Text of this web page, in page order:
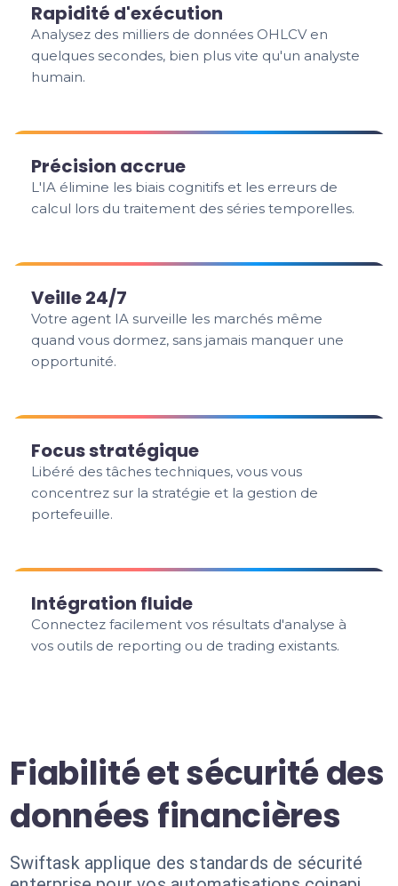
Rapidité d'exécution
Analysez des milliers de données OHLCV en
quelques secondes, bien plus vite qu'un analyste
humain.
Précision accrue
L'IA élimine les biais cognitifs et les erreurs de
calcul lors du traitement des séries temporelles.
Veille 24/7
Votre agent IA surveille les marchés même
quand vous dormez, sans jamais manquer une
opportunité.
Focus stratégique
Libéré des tâches techniques, vous vous
concentrez sur la stratégie et la gestion de
portefeuille.
Intégration fluide
Connectez facilement vos résultats d'analyse à
vos outils de reporting ou de trading existants.
Fiabilité et sécurité des
données financières
Swiftask applique des standards de sécurité